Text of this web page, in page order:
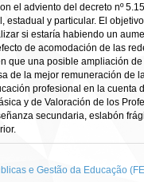
el adviento del decreto nº
estadual y particular. El
si estaría habiendo un
de acomodación de las
que una posible ampliación
de la mejor remuneración de
profesional en la cuenta
y de Valoración de los
secundaria, eslabón
e Gestão da Educação